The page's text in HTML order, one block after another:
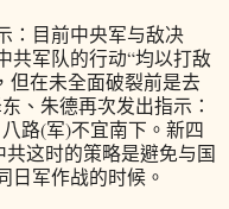
目前中央军与敌决
共军队的行动“均以打敌
但在未全面破裂前是去
、朱德再次发出指示：
路(军)不宜南下。新四
这时的策略是避免与国
日军作战的时候。